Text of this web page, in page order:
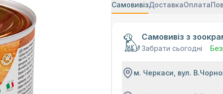
СамовивізДоставкаОплата
Самовивіз з
Забрати сьогодні
м. Черкаси, вул.